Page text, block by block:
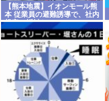
【熊本地震】イオンモール熊
本 従業員の避難誘導で、社内
規定に抵触か